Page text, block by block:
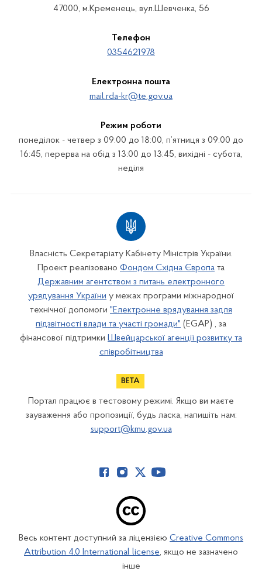
47000, м.Кременець, вул.Шевченка, 56
Телефон
0354621978
Електронна пошта
mail.rda-kr@te.gov.ua
Режим роботи
понеділок - четвер з 09:00 до 18:00, п’ятниця з 09:00 до
16:45, перерва на обід з 13:00 до 13:45, вихідні - субота,
неділя
Власність Секретаріату Кабінету Міністрів України.
Проект реалізовано Фондом Східна Європа та
Державним агентством з питань електронного
урядування України у межах програми міжнародної
технічної допомоги "Електронне врядування задля
підзвітності влади та участі громади" (EGAP) , за
фінансової підтримки Швейцарської агенції розвитку та
співробітництва
Портал працює в тестовому режимі. Якщо ви маєте
зауваження або пропозиції, будь ласка, напишіть нам:
support@kmu.gov.ua
Весь контент доступний за ліцензією Creative Commons
Attribution 4.0 International license, якщо не зазначено
інше